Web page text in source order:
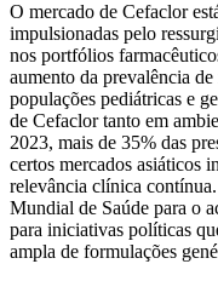
O mercado de Cefaclor
impulsionadas pelo
nos portfólios
aumento da prevalência
populações pediátricas e
de Cefaclor tanto em
2023, mais de 35% das
certos mercados asiáticos
relevância clínica
Mundial de Saúde para o
para iniciativas políticas
ampla de formulações